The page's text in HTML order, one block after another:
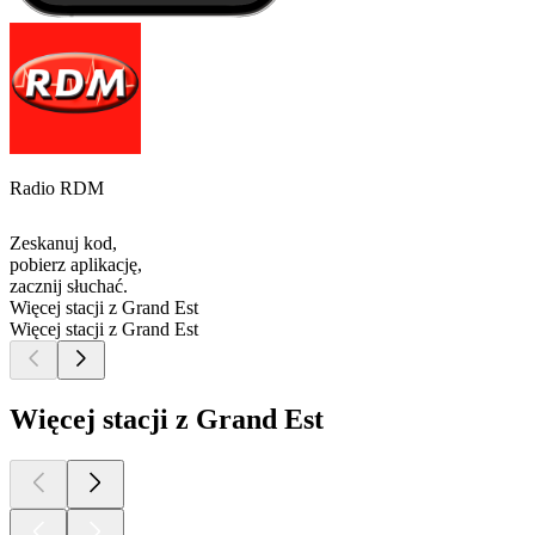
Radio RDM
Zeskanuj kod,
pobierz aplikację,
zacznij słuchać.
Więcej stacji z Grand Est
Więcej stacji z Grand Est
Więcej stacji z Grand Est